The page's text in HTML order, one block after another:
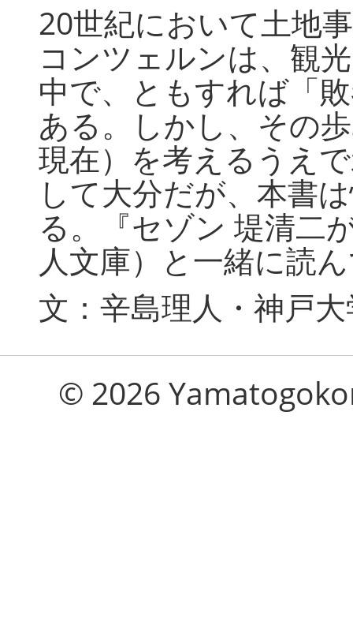
20世紀において土地
コンツェルンは、観
中で、ともすれば「
ある。しかし、その
現在）を考えるうえ
して大分だが、本書
る。『セゾン 堤清二
人文庫）と一緒に読
文：辛島理人・神戸
© 2026